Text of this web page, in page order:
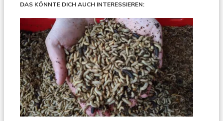
DAS KÖNNTE DICH AUCH INTERESSIEREN: